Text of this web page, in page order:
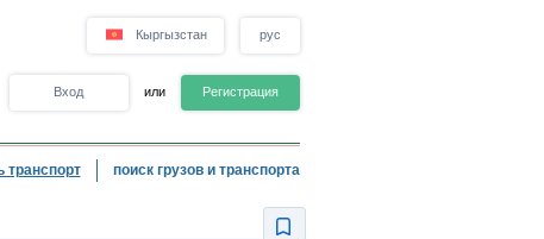
Кыргызстан рус
Вход или Регистрация
транспорт поиск грузов и транспорта